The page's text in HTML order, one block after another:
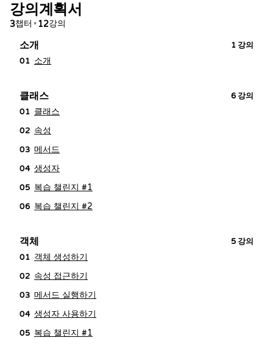
강의계획서
3챕터 •12강의
소개 1 강의
01 소개
클래스 6 강의
01 클래스
02 속성
03 메서드
04 생성자
05 복습 챌린지 #1
06 복습 챌린지 #2
객체 5 강의
01 객체 생성하기
02 속성 접근하기
03 메서드 실행하기
04 생성자 사용하기
05 복습 챌린지 #1